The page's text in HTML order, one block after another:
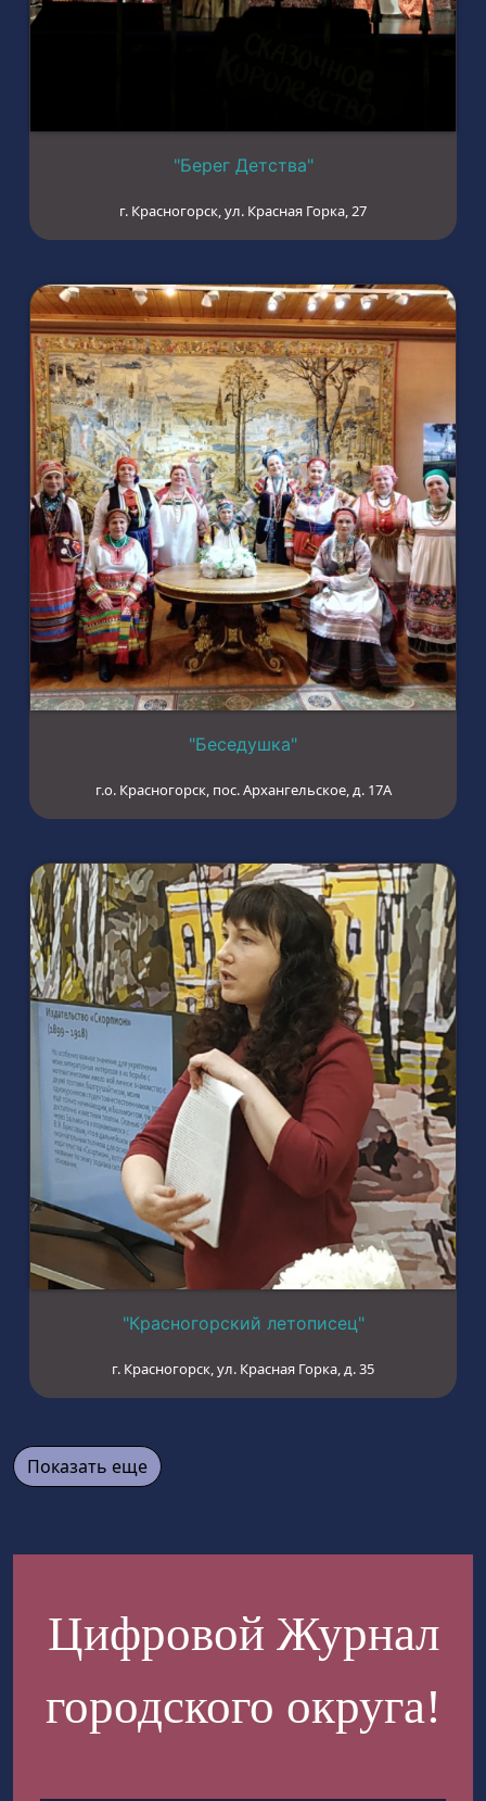
"Берег Детства"
г. Красногорск, ул. Красная Горка, 27
"Беседушка"
г.о. Красногорск, пос. Архангельское, д. 17А
"Красногорский летописец"
г. Красногорск, ул. Красная Горка, д. 35
Показать еще
Цифровой Журнал
городского округа!